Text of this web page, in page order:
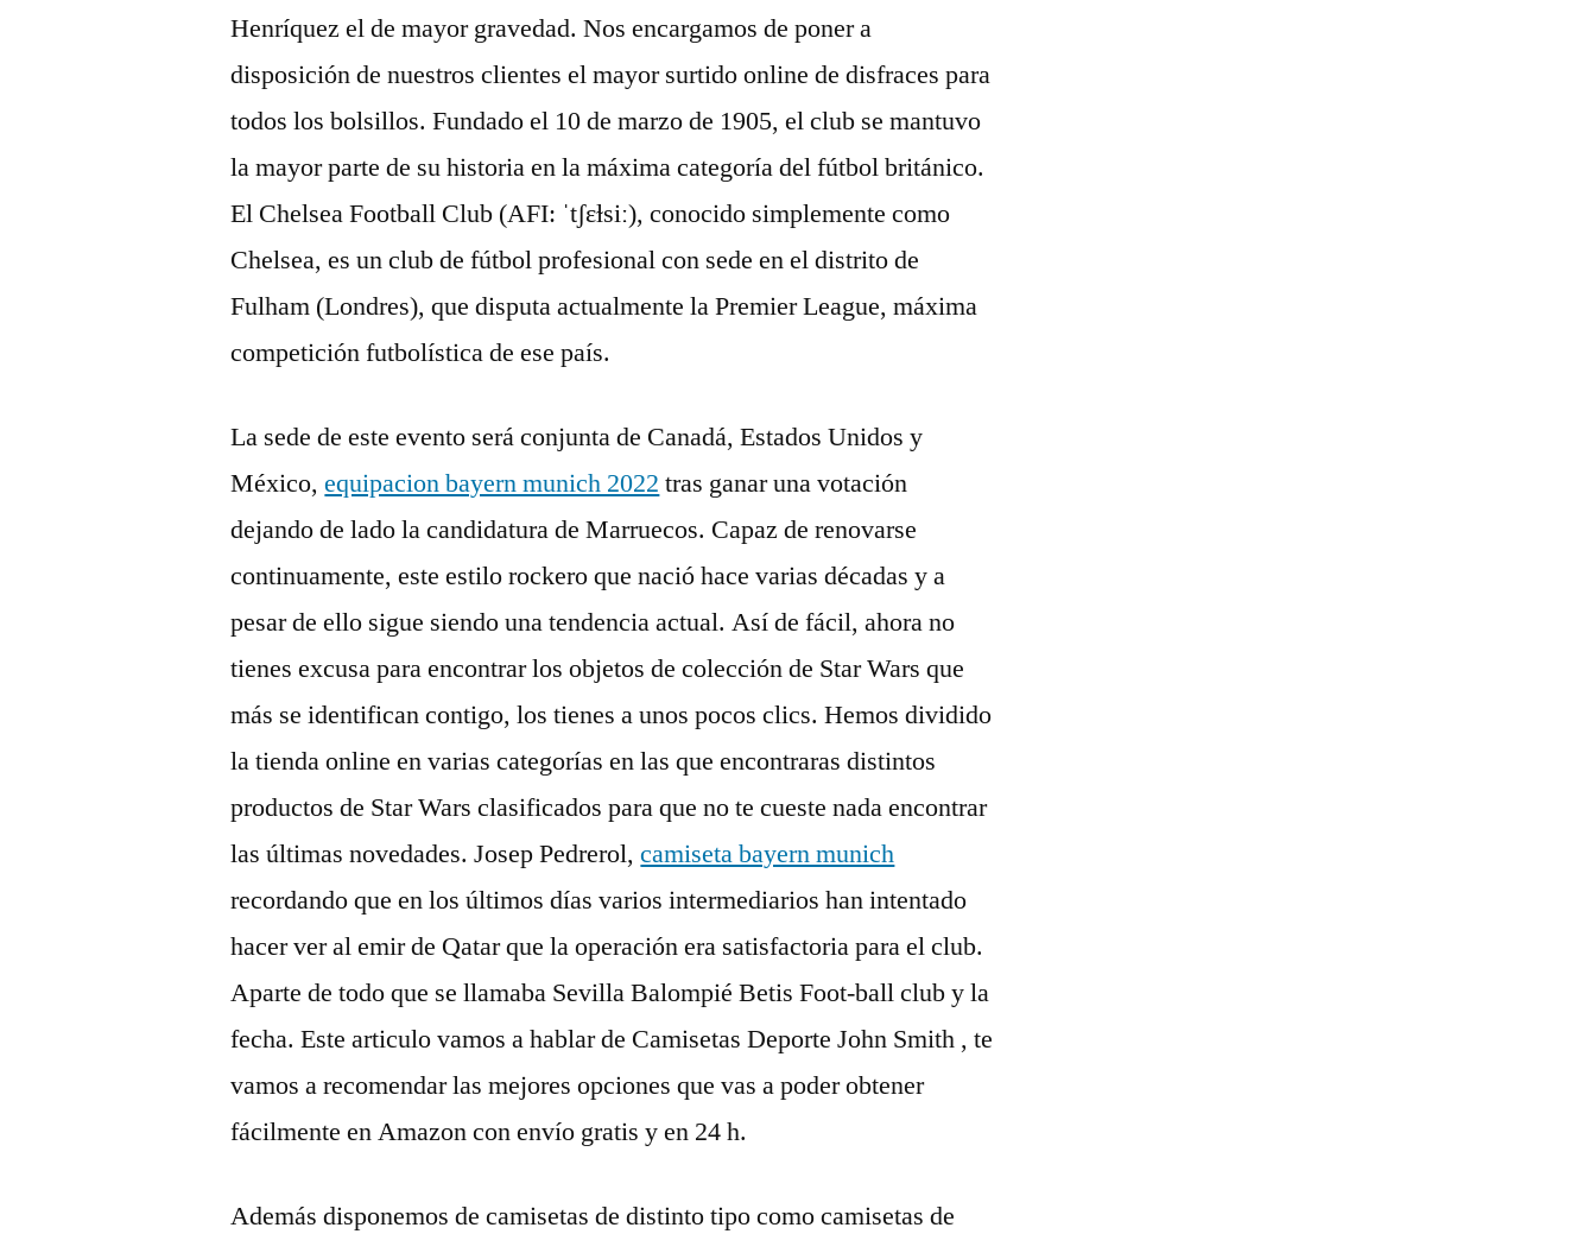
Henríquez el de mayor gravedad. Nos encargamos de poner a
disposición de nuestros clientes el mayor surtido online de disfraces para
todos los bolsillos. Fundado el 10 de marzo de 1905, el club se mantuvo
la mayor parte de su historia en la máxima categoría del fútbol británico.
El Chelsea Football Club (AFI: ˈtʃɛɫsiː), conocido simplemente como
Chelsea, es un club de fútbol profesional con sede en el distrito de
Fulham (Londres), que disputa actualmente la Premier League, máxima
competición futbolística de ese país.
La sede de este evento será conjunta de Canadá, Estados Unidos y
México,equipacion bayern munich 2022 tras ganar una votación
dejando de lado la candidatura de Marruecos. Capaz de renovarse
continuamente, este estilo rockero que nació hace varias décadas y a
pesar de ello sigue siendo una tendencia actual. Así de fácil, ahora no
tienes excusa para encontrar los objetos de colección de Star Wars que
más se identifican contigo, los tienes a unos pocos clics. Hemos dividido
la tienda online en varias categorías en las que encontraras distintos
productos de Star Wars clasificados para que no te cueste nada encontrar
las últimas novedades. Josep Pedrerol,camiseta bayern munich
recordando que en los últimos días varios intermediarios han intentado
hacer ver al emir de Qatar que la operación era satisfactoria para el club.
Aparte de todo que se llamaba Sevilla Balompié Betis Foot-ball club y la
fecha. Este articulo vamos a hablar de Camisetas Deporte John Smith , te
vamos a recomendar las mejores opciones que vas a poder obtener
fácilmente en Amazon con envío gratis y en 24 h.
Además disponemos de camisetas de distinto tipo como camisetas de